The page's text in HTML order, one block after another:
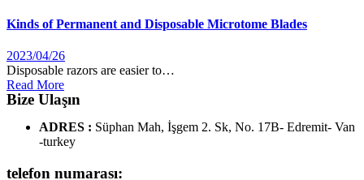
Kinds of Permanent and Disposable Microtome Blades
2023/04/26
Disposable razors are easier to…
Read More
Bize Ulaşın
ADRES : Süphan Mah, İşgem 2. Sk, No. 17B- Edremit- Van
-turkey
telefon numarası: